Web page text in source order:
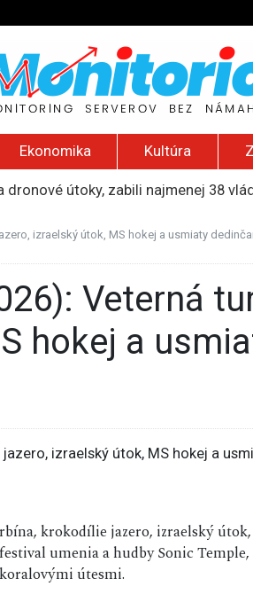
Ekonomika Kultúra
útoky, zabili najmenej 38
Perzský záliv“, pripravil zoznam
izraelský útok, MS hokej a usmiaty
hokej a
krokodílie jazero, izraelský
umenia a hudby Sonic
útesmi.